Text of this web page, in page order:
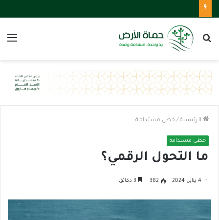
بحث
الرئيسية / خطى مستدامة
خطى مستدامة
ما التحول الرقمي؟
4 يناير، 2024 382